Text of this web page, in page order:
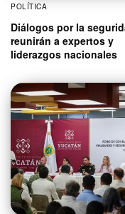
POLÍTICA
Diálogos por la
reunirán a expertos y
liderazgos nacionales